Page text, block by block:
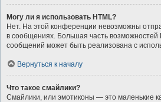
Могу ли я использовать HTML?
Нет. На этой конференции невозможны
в сообщениях. Большая часть
сообщений может быть реализована с
Вернуться к началу
Что такое смайлики?
Смайлики, или эмотиконы — это маленькие